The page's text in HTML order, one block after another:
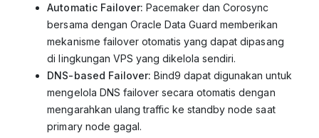
Automatic Failover: Pacemaker dan Corosync
bersama dengan Oracle Data Guard memberikan
mekanisme failover otomatis yang dapat dipasang
di lingkungan VPS yang dikelola sendiri.
DNS-based Failover: Bind9 dapat digunakan untuk
mengelola DNS failover secara otomatis dengan
mengarahkan ulang traffic ke standby node saat
primary node gagal.